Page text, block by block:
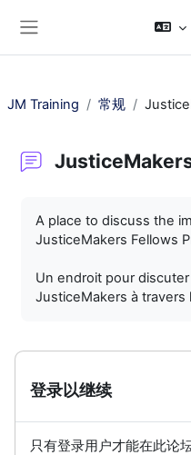
JM Training 常规
A place to discuss the
JusticeMakers Fellows
Un endroit pour
JusticeMakers à travers
登录以继续
只有登录用户才能在此论